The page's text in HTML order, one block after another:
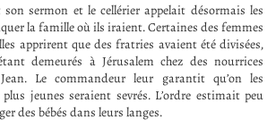
son sermon et le cellérier appelait désormais les
la famille où ils iraient. Certaines des femmes
apprirent que des fratries avaient été divisées,
demeurés à Jérusalem chez des nourrices
Le commandeur leur garantit qu’on les
jeunes seraient sevrés. L’ordre estimait peu
des bébés dans leurs langes.